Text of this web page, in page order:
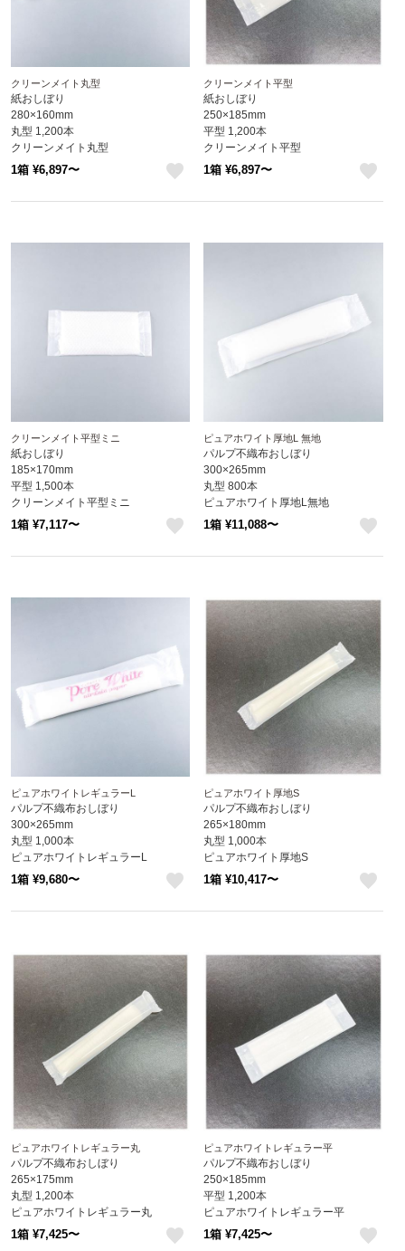
クリーンメイト丸型
紙おしぼり
280×160mm
丸型 1,200本
クリーンメイト丸型
1箱 ¥6,897〜
クリーンメイト平型
紙おしぼり
250×185mm
平型 1,200本
クリーンメイト平型
1箱 ¥6,897〜
クリーンメイト平型ミニ
紙おしぼり
185×170mm
平型 1,500本
クリーンメイト平型ミニ
1箱 ¥7,117〜
ピュアホワイト厚地L 無地
パルプ不織布おしぼり
300×265mm
丸型 800本
ピュアホワイト厚地L無地
1箱 ¥11,088〜
ピュアホワイトレギュラーL
パルプ不織布おしぼり
300×265mm
丸型 1,000本
ピュアホワイトレギュラーL
1箱 ¥9,680〜
ピュアホワイト厚地S
パルプ不織布おしぼり
265×180mm
丸型 1,000本
ピュアホワイト厚地S
1箱 ¥10,417〜
ピュアホワイトレギュラー丸
パルプ不織布おしぼり
265×175mm
丸型 1,200本
ピュアホワイトレギュラー丸
1箱 ¥7,425〜
ピュアホワイトレギュラー平
パルプ不織布おしぼり
250×185mm
平型 1,200本
ピュアホワイトレギュラー平
1箱 ¥7,425〜